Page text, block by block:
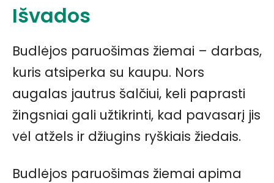
Išvados
Budlėjos paruošimas žiemai – darbas,
kuris atsiperka su kaupu. Nors
augalas jautrus šalčiui, keli paprasti
žingsniai gali užtikrinti, kad pavasarį jis
vėl atžels ir džiugins ryškiais žiedais.
Budlėjos paruošimas žiemai apima